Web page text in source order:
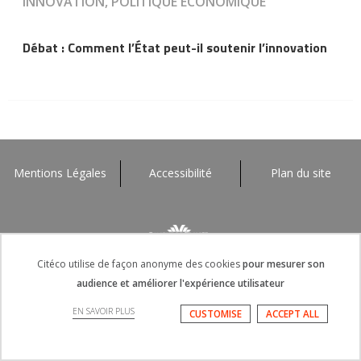
Débat : Comment l’État peut-il soutenir l’innovation
Mentions Légales Accessibilité Plan du site
Citéco utilise de façon anonyme des cookiespour mesurer son
audience et améliorer l'expérience utilisateur
EN SAVOIR PLUS ACCEPT ALL
CUSTOMISE